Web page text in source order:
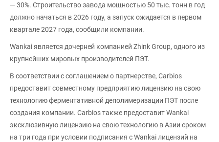
— 30%. Строительство завода мощностью 50 тыс. тонн в год
должно начаться в 2026 году, а запуск ожидается в первом
квартале 2027 года, сообщили компании.
Wankai является дочерней компанией Zhink Group, одного из
крупнейших мировых производителей ПЭТ.
В соответствии с соглашением о партнерстве, Carbios
предоставит совместному предприятию лицензию на свою
технологию ферментативной деполимеризации ПЭТ после
создания компании. Carbios также предоставит Wankai
эксклюзивную лицензию на свою технологию в Азии сроком
на три года при условии подписания с Wankai лицензий на